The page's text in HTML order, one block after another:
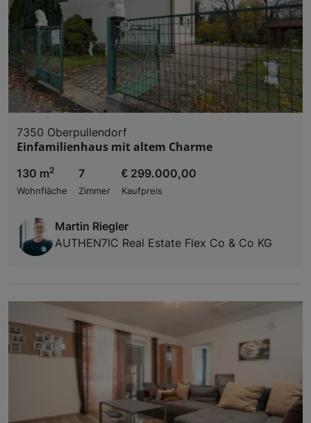
7350 Oberpullendorf
Einfamilienhaus mit altem Charme
130 m2
Wohnfläche
7
Zimmer
€ 299.000,00
Kaufpreis
Martin Riegler
AUTHEN7IC Real Estate Flex Co & Co KG